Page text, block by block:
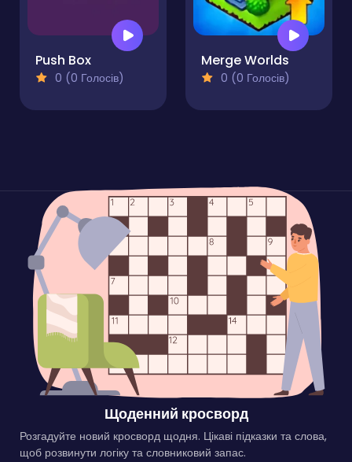
Push Box
0 (0 Голосів)
Merge Worlds
0 (0 Голосів)
Щоденний кросворд
Розгадуйте новий кросворд щодня. Цікаві підказки та слова,
щоб розвинути логіку та словниковий запас.